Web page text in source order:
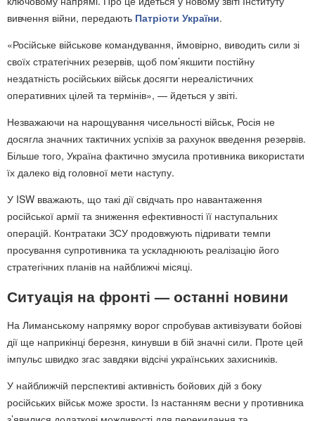
вивчення війни, передають Патріоти України.
«Російське військове командування, ймовірно, виводить сили зі
своїх стратегічних резервів, щоб пом’якшити постійну
нездатність російських військ досягти нереалістичних
оперативних цілей та термінів», — йдеться у звіті.
Незважаючи на нарощування чисельності військ, Росія не
досягла значних тактичних успіхів за рахунок введення резервів.
Більше того, Україна фактично змусила противника використати
їх далеко від головної мети наступу.
У ISW вважають, що такі дії свідчать про навантаження
російської армії та зниження ефективності її наступальних
операцій. Контратаки ЗСУ продовжують підривати темпи
просування супротивника та ускладнюють реалізацію його
стратегічних планів на найближчі місяці.
Ситуація на фронті — останні новини
На Лиманському напрямку ворог спробував активізувати бойові
дії ще наприкінці березня, кинувши в бій значні сили. Проте цей
імпульс швидко згас завдяки відсічі українських захисників.
У найближчій перспективі активність бойових дій з боку
російських військ може зрости. Із настанням весни у противника